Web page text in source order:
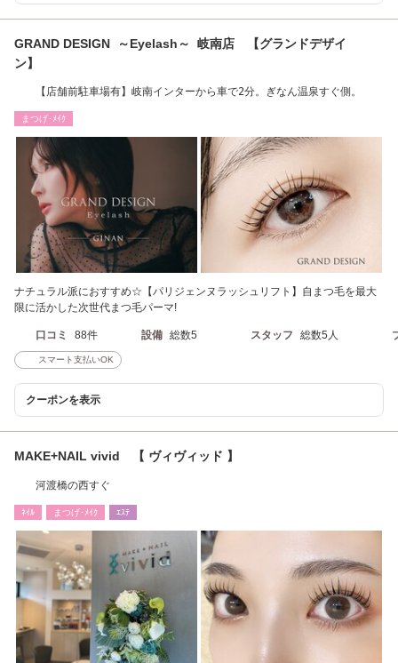
GRAND DESIGN ～Eyelash～ 岐南店 【グランドデザイ
ン】
【店舗前駐車場有】岐南インターから車で2分。ぎなん温泉すぐ側。
まつげ･ﾒｲｸ
ナチュラル派におすすめ☆【パリジェンヌラッシュリフト】自まつ毛を最大
限に活かした次世代まつ毛パーマ!
口コミ 88件 設備 総数5 スタッフ 総数5人
スマート支払いOK
クーポンを表示
MAKE+NAIL vivid 【 ヴィヴィッド 】
河渡橋の西すぐ
ﾈｲﾙ まつげ･ﾒｲｸ ｴｽﾃ